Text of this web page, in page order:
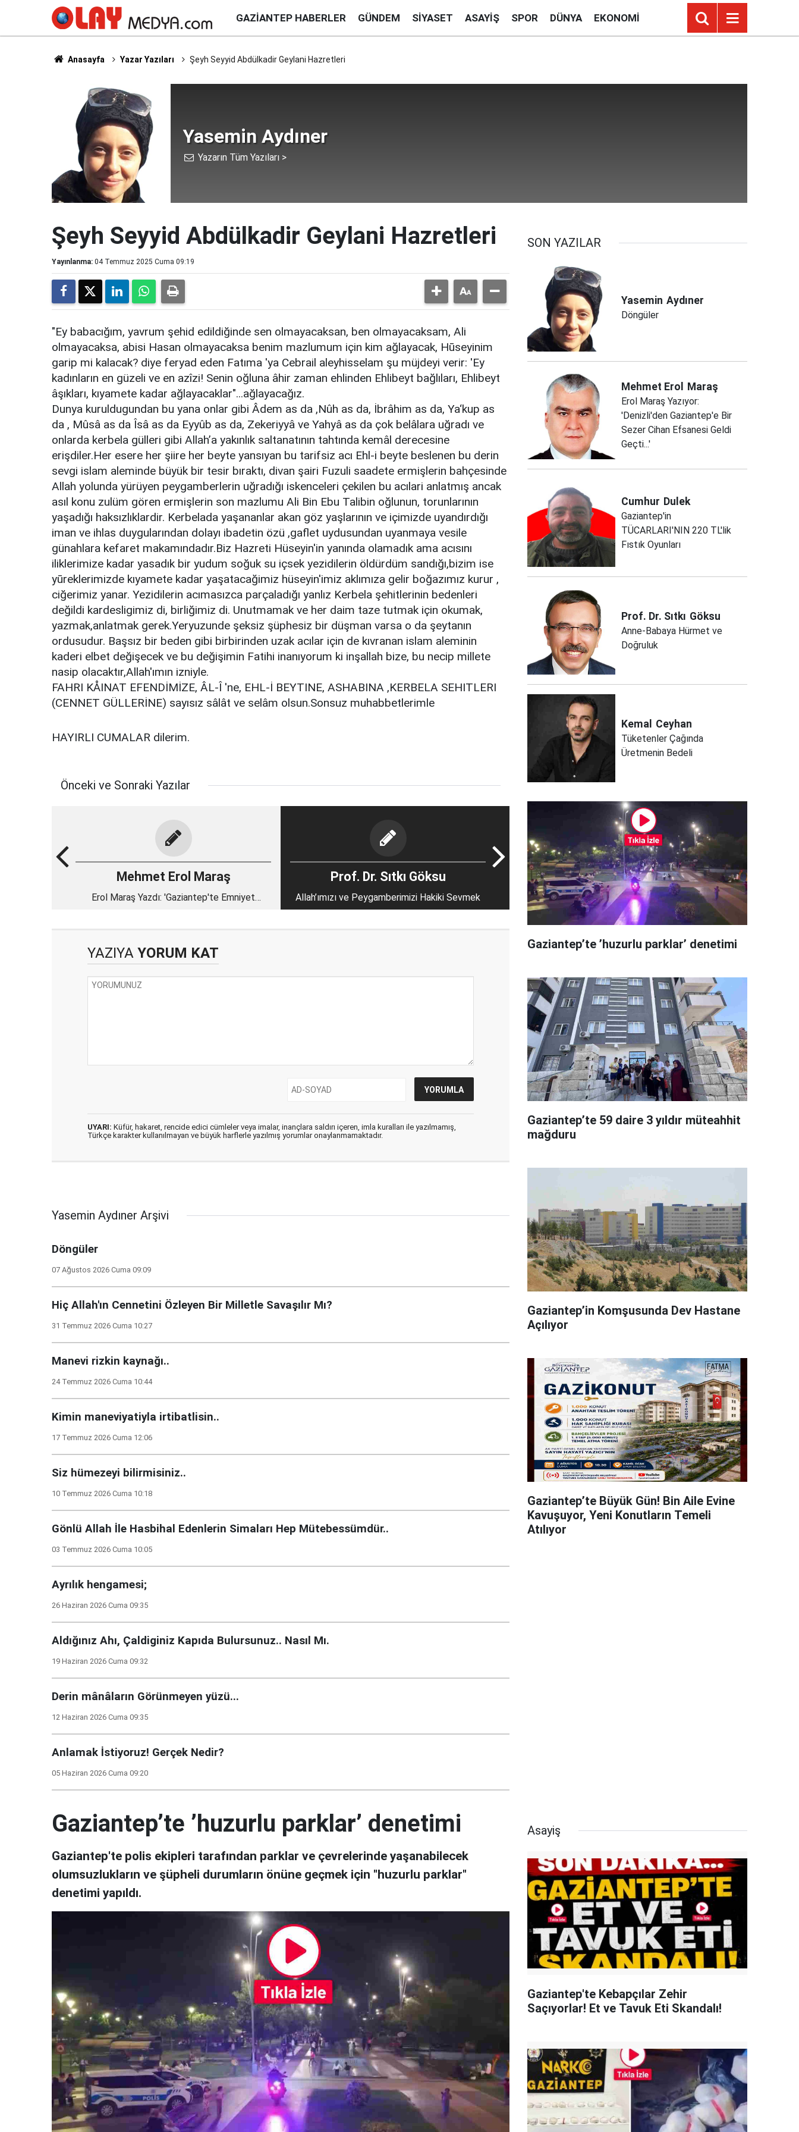
GAZIANTEP HABERLER GÜNDEM SIYASET ASAYIŞ SPOR DÜNYA EKONOMI
Anasayfa Yazar Yazıları Şeyh Seyyid Abdülkadir Geylani Hazretleri
Yasemin Aydıner
Yazarın Tüm Yazıları >
Şeyh Seyyid Abdülkadir Geylani Hazretleri
Yayınlanma: 04 Temmuz 2025 Cuma 09:19
"Ey babacığım, yavrum şehid edildiğinde sen olmayacaksan, ben olmayacaksam, Ali
olmayacaksa, abisi Hasan olmayacaksa benim mazlumum için kim ağlayacak, Hūseyinim
garip mi kalacak? diye feryad eden Fatıma 'ya Cebrail aleyhisselam şu müjdeyi verir: 'Ey
kadınların en güzeli ve en azîzi! Senin oğluna âhir zaman ehlinden Ehlibeyt bağlıları, Ehlibeyt
âşıkları, kıyamete kadar ağlayacaklar"...ağlayacağız.
Dunya kuruldugundan bu yana onlar gibi Âdem as da ,Nûh as da, İbrâhim as da, Ya‘kup as
da , Mûsâ as da Îsâ as da Eyyûb as da, Zekeriyyâ ve Yahyâ as da çok belâlara uğradı ve
onlarda kerbela gülleri gibi Allah’a yakınlık saltanatının tahtında kemâl derecesine
erişdiler.Her esere her şiire her beyte yansıyan bu tarifsiz acı Ehl-i beyte beslenen bu derin
sevgi islam aleminde büyük bir tesir bıraktı, divan şairi Fuzuli saadete ermişlerin bahçesinde
Allah yolunda yürüyen peygamberlerin uğradığı iskenceleri çekilen bu acılari anlatmış ancak
asıl konu zulüm gören ermişlerin son mazlumu Ali Bin Ebu Talibin oğlunun, torunlarının
yaşadığı haksızlıklardir. Kerbelada yaşananlar akan göz yaşlarının ve içimizde uyandırdığı
iman ve ihlas duygularından dolayı ibadetin özü ,gaflet uydusundan uyanmaya vesile
günahlara kefaret makamındadır.Biz Hazreti Hüseyin'in yanında olamadık ama acısını
iliklerimize kadar yasadık bir yudum soğuk su içsek yezidilerin öldürdüm sandığı,bizim ise
yūreklerimizde kıyamete kadar yaşatacağimiz hüseyin'imiz aklımıza gelir boğazımız kurur ,
ciğerimiz yanar. Yezidilerin acımasızca parçaladığı yanlız Kerbela şehitlerinin bedenleri
değildi kardesligimiz di, birliğimiz di. Unutmamak ve her daim taze tutmak için okumak,
yazmak,anlatmak gerek.Yeryuzunde şeksiz şüphesiz bir düşman varsa o da şeytanın
ordusudur. Başsız bir beden gibi birbirinden uzak acılar için de kıvranan islam aleminin
kaderi elbet değişecek ve bu değişimin Fatihi inanıyorum ki inşallah bize, bu necip millete
nasip olacaktır,Allah'ımın izniyle.
FAHRI KÅINAT EFENDİMİZE, ÂL-Î 'ne, EHL-İ BEYTINE, ASHABINA ,KERBELA SEHITLERI
(CENNET GÜLLERİNE) sayısız sâlât ve selâm olsun.Sonsuz muhabbetlerimle
HAYIRLI CUMALAR dilerim.
Önceki ve Sonraki Yazılar
Mehmet Erol Maraş
Erol Maraş Yazdı: 'Gaziantep'te Emniyet
Prof. Dr. Sıtkı Göksu
Allah’ımızı ve Peygamberimizi Hakiki Sevmek
YAZIYA YORUM KAT
UYARI: Küfür, hakaret, rencide edici cümleler veya imalar, inançlara saldırı içeren, imla kuralları ile yazılmamış,
Türkçe karakter kullanılmayan ve büyük harflerle yazılmış yorumlar onaylanmamaktadır.
Yasemin Aydıner Arşivi
Döngüler
07 Ağustos 2026 Cuma 09:09
Hiç Allah'ın Cennetini Özleyen Bir Milletle Savaşılır Mı?
31 Temmuz 2026 Cuma 10:27
Manevi rizkin kaynağı..
24 Temmuz 2026 Cuma 10:44
Kimin maneviyatiyla irtibatlisin..
17 Temmuz 2026 Cuma 12:06
Siz hümezeyi bilirmisiniz..
10 Temmuz 2026 Cuma 10:18
Gönlü Allah İle Hasbihal Edenlerin Simaları Hep Mütebessümdür..
03 Temmuz 2026 Cuma 10:05
Ayrılık hengamesi;
26 Haziran 2026 Cuma 09:35
Aldığınız Ahı, Çaldiginiz Kapıda Bulursunuz.. Nasıl Mı.
19 Haziran 2026 Cuma 09:32
Derin mânâların Görünmeyen yüzü...
12 Haziran 2026 Cuma 09:35
Anlamak İstiyoruz! Gerçek Nedir?
05 Haziran 2026 Cuma 09:20
SON YAZILAR
Yasemin Aydıner
Döngüler
Mehmet Erol Maraş
Erol Maraş Yazıyor:
'Denizli'den Gaziantep'e Bir
Sezer Cihan Efsanesi Geldi
Geçti...'
Cumhur Dulek
Gaziantep'in
TÜCARLARI'NIN 220 TL'lik
Fıstık Oyunları
Prof. Dr. Sıtkı Göksu
Anne-Babaya Hürmet ve
Doğruluk
Kemal Ceyhan
Tüketenler Çağında
Üretmenin Bedeli
Gaziantep’te ’huzurlu parklar’ denetimi
Gaziantep’te 59 daire 3 yıldır müteahhit
mağduru
Gaziantep’in Komşusunda Dev Hastane
Açılıyor
Gaziantep’te Büyük Gün! Bin Aile Evine
Kavuşuyor, Yeni Konutların Temeli
Atılıyor
Gaziantep’te ’huzurlu parklar’ denetimi
Gaziantep'te polis ekipleri tarafından parklar ve çevrelerinde yaşanabilecek
olumsuzlukların ve şüpheli durumların önüne geçmek için "huzurlu parklar"
denetimi yapıldı.
Asayiş
Gaziantep'te Kebapçılar Zehir
Saçıyorlar! Et ve Tavuk Eti Skandalı!